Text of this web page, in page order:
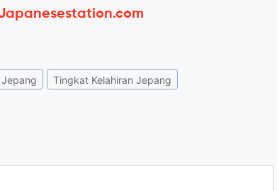
Jepang Tingkat Kelahiran Jepang